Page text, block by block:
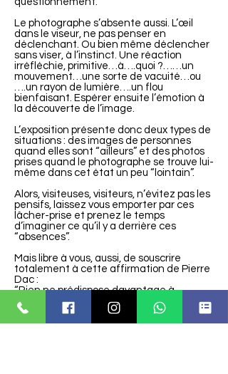
Le photographe s’absente aussi. L’œil
dans le viseur, ne pas penser en
déclenchant. Ou bien même déclencher
sans viser, à l’instinct. Une réaction
irréfléchie, primitive…à….quoi ?……un
mouvement…une sorte de vacuité…ou
….un rayon de lumière….un flou
bienfaisant. Espérer ensuite l’émotion à
la découverte de l’image.
L’exposition présente donc deux types de
situations : des images de personnes
quand elles sont “ailleurs” et des photos
prises quand le photographe se trouve lui-
même dans cet état un peu “lointain”.
Alors, visiteuses, visiteurs, n’évitez pas les
pensifs, laissez vous emporter par ces
lâcher-prise et prenez le temps
d’imaginer ce qu’il y a derrière ces
“absences”.
Mais libre à vous, aussi, de souscrire
totalement à cette affirmation de Pierre
Dac :
“Rien ne prédispose davantage à
l'aspect pensif que l'absence totale de
pensée.”